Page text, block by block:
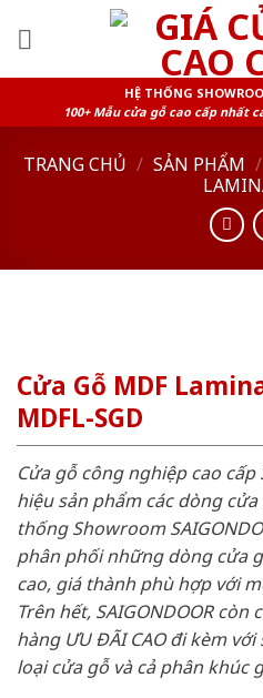
HỆ THỐNG
100+ Mẫu cửa gỗ cao cấp nhất
TRANG CHỦ / SẢN PHẨM /
Cửa Gỗ MDF
MDFL-SGD
Cửa gỗ công nghiệp cao cấp
hiệu sản phẩm các dòng
thống Showroom
phân phối những dòng cửa
cao, giá thành phù hợp với
Trên hết, SAIGONDOOR
hàng ƯU ĐÃI CAO đi kèm
loại cửa gỗ và cả phân khúc